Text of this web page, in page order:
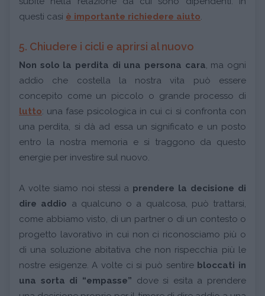
questi casi è importante richiedere aiuto.
5. Chiudere i cicli e aprirsi al nuovo
Non solo la perdita di una persona cara, ma ogni
addio che costella la nostra vita può essere
concepito come un piccolo o grande processo di
lutto: una fase psicologica in cui ci si confronta con
una perdita, si dà ad essa un significato e un posto
entro la nostra memoria e si traggono da questo
energie per investire sul nuovo.
A volte siamo noi stessi a prendere la decisione di
dire addio a qualcuno o a qualcosa, può trattarsi,
come abbiamo visto, di un partner o di un contesto o
progetto lavorativo in cui non ci riconosciamo più o
di una soluzione abitativa che non rispecchia più le
nostre esigenze. A volte ci si può sentire bloccati in
una sorta di “empasse” dove si esita a prendere